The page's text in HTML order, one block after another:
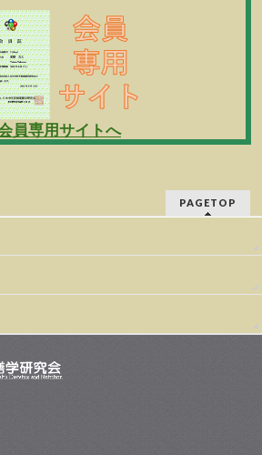
員専用サイトへ
PAGETOP